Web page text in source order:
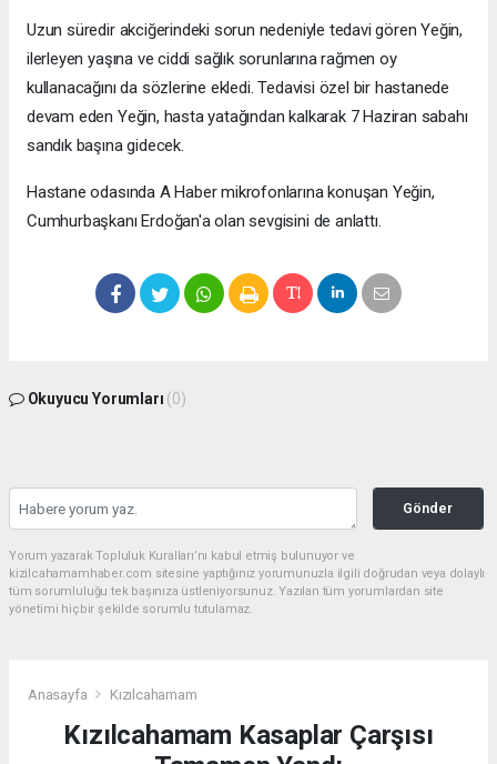
Uzun süredir akciğerindeki sorun nedeniyle tedavi gören Yeğin,
ilerleyen yaşına ve ciddi sağlık sorunlarına rağmen oy
kullanacağını da sözlerine ekledi. Tedavisi özel bir hastanede
devam eden Yeğin, hasta yatağından kalkarak 7 Haziran sabahı
sandık başına gidecek.
Hastane odasında A Haber mikrofonlarına konuşan Yeğin,
Cumhurbaşkanı Erdoğan'a olan sevgisini de anlattı.
Okuyucu Yorumları (0)
Gönder
Yorum yazarak Topluluk Kuralları’nı kabul etmiş bulunuyor ve
kizilcahamamhaber.com sitesine yaptığınız yorumunuzla ilgili doğrudan veya dolaylı
tüm sorumluluğu tek başınıza üstleniyorsunuz. Yazılan tüm yorumlardan site
yönetimi hiçbir şekilde sorumlu tutulamaz.
Anasayfa Kızılcahamam
Kızılcahamam Kasaplar Çarşısı